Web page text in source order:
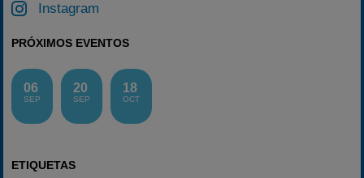
Instagram
PRÓXIMOS EVENTOS
06
SEP
20
SEP
18
OCT
ETIQUETAS